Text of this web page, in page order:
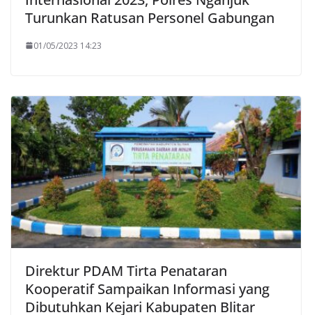
Turunkan Ratusan Personel Gabungan
01/05/2023 14:23
Direktur PDAM Tirta Penataran
Kooperatif Sampaikan Informasi yang
Dibutuhkan Kejari Kabupaten Blitar